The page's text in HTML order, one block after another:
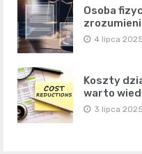
Osoba
4 lipca 2025
Koszty
warto
3 lipca 2025